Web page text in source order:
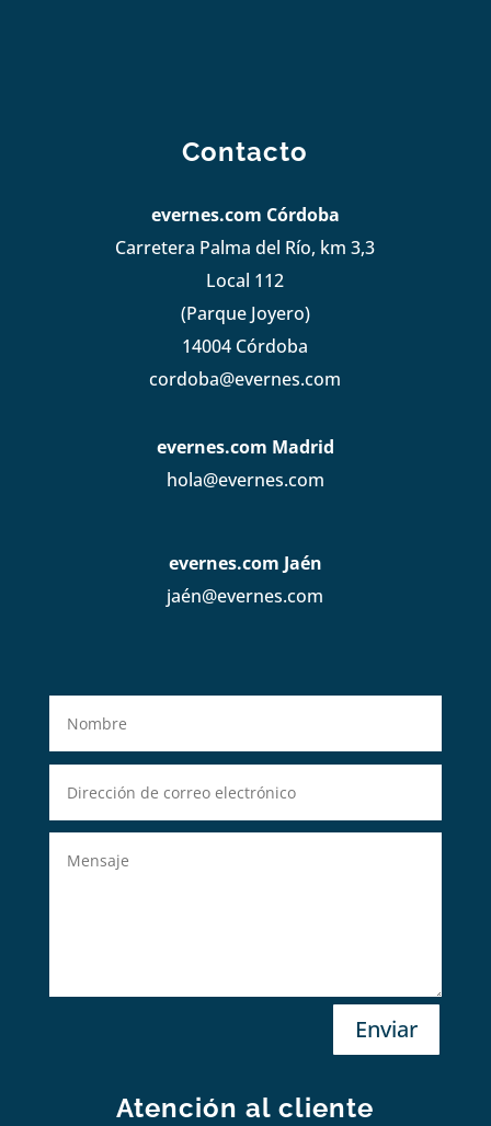
Contacto
evernes.com Córdoba
Carretera Palma del Río, km 3,3
Local 112
(Parque Joyero)
14004 Córdoba
cordoba@evernes.com
evernes.com Madrid
hola@evernes.com
evernes.com Jaén
jaén@evernes.com
Enviar
Atención al cliente